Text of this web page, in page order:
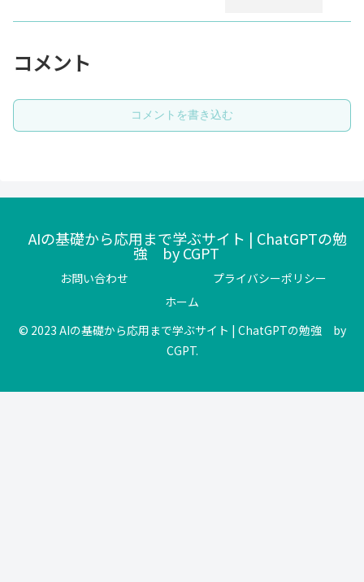
コメント
コメントを書き込む
AIの基礎から応用まで学ぶサイト | ChatGPTの勉
強 by CGPT
お問い合わせ
プライバシーポリシー
ホーム
© 2023 AIの基礎から応用まで学ぶサイト | ChatGPTの勉強 by
CGPT.